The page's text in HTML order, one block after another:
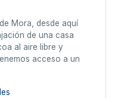
Mora, desde aquí
de una casa
al aire libre y
acceso a un